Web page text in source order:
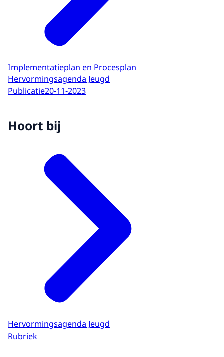
Implementatieplan en Procesplan
Hervormingsagenda Jeugd
Publicatie20-11-2023
Hoort bij
Hervormingsagenda Jeugd
Rubriek